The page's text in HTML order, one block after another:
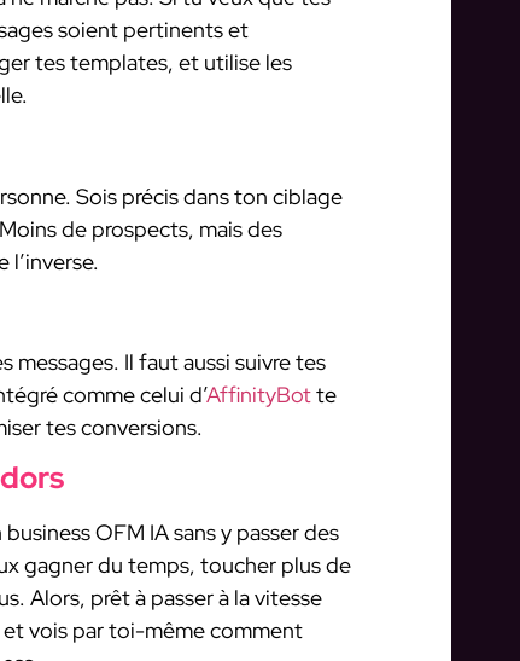
soient pertinents et
tes templates, et utilise les
Sois précis dans ton ciblage
de prospects, mais des
l’inverse.
messages. Il faut aussi suivre tes
comme celui d’AffinityBotte
tes conversions.
OFM IA sans y passer des
gagner du temps, toucher plus de
Alors, prêt à passer à la vitesse
et vois par toi-même comment